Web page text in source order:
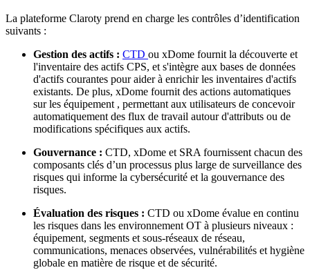
La plateforme Claroty prend en charge les contrôles d’identification
suivants :
Gestion des actifs : CTD ou xDome fournit la découverte et
l'inventaire des actifs CPS, et s'intègre aux bases de données
d'actifs courantes pour aider à enrichir les inventaires d'actifs
existants. De plus, xDome fournit des actions automatiques
sur les équipement , permettant aux utilisateurs de concevoir
automatiquement des flux de travail autour d'attributs ou de
modifications spécifiques aux actifs.
Gouvernance : CTD, xDome et SRA fournissent chacun des
composants clés d’un processus plus large de surveillance des
risques qui informe la cybersécurité et la gouvernance des
risques.
Évaluation des risques : CTD ou xDome évalue en continu
les risques dans les environnement OT à plusieurs niveaux :
équipement, segments et sous-réseaux de réseau,
communications, menaces observées, vulnérabilités et hygiène
globale en matière de risque et de sécurité.